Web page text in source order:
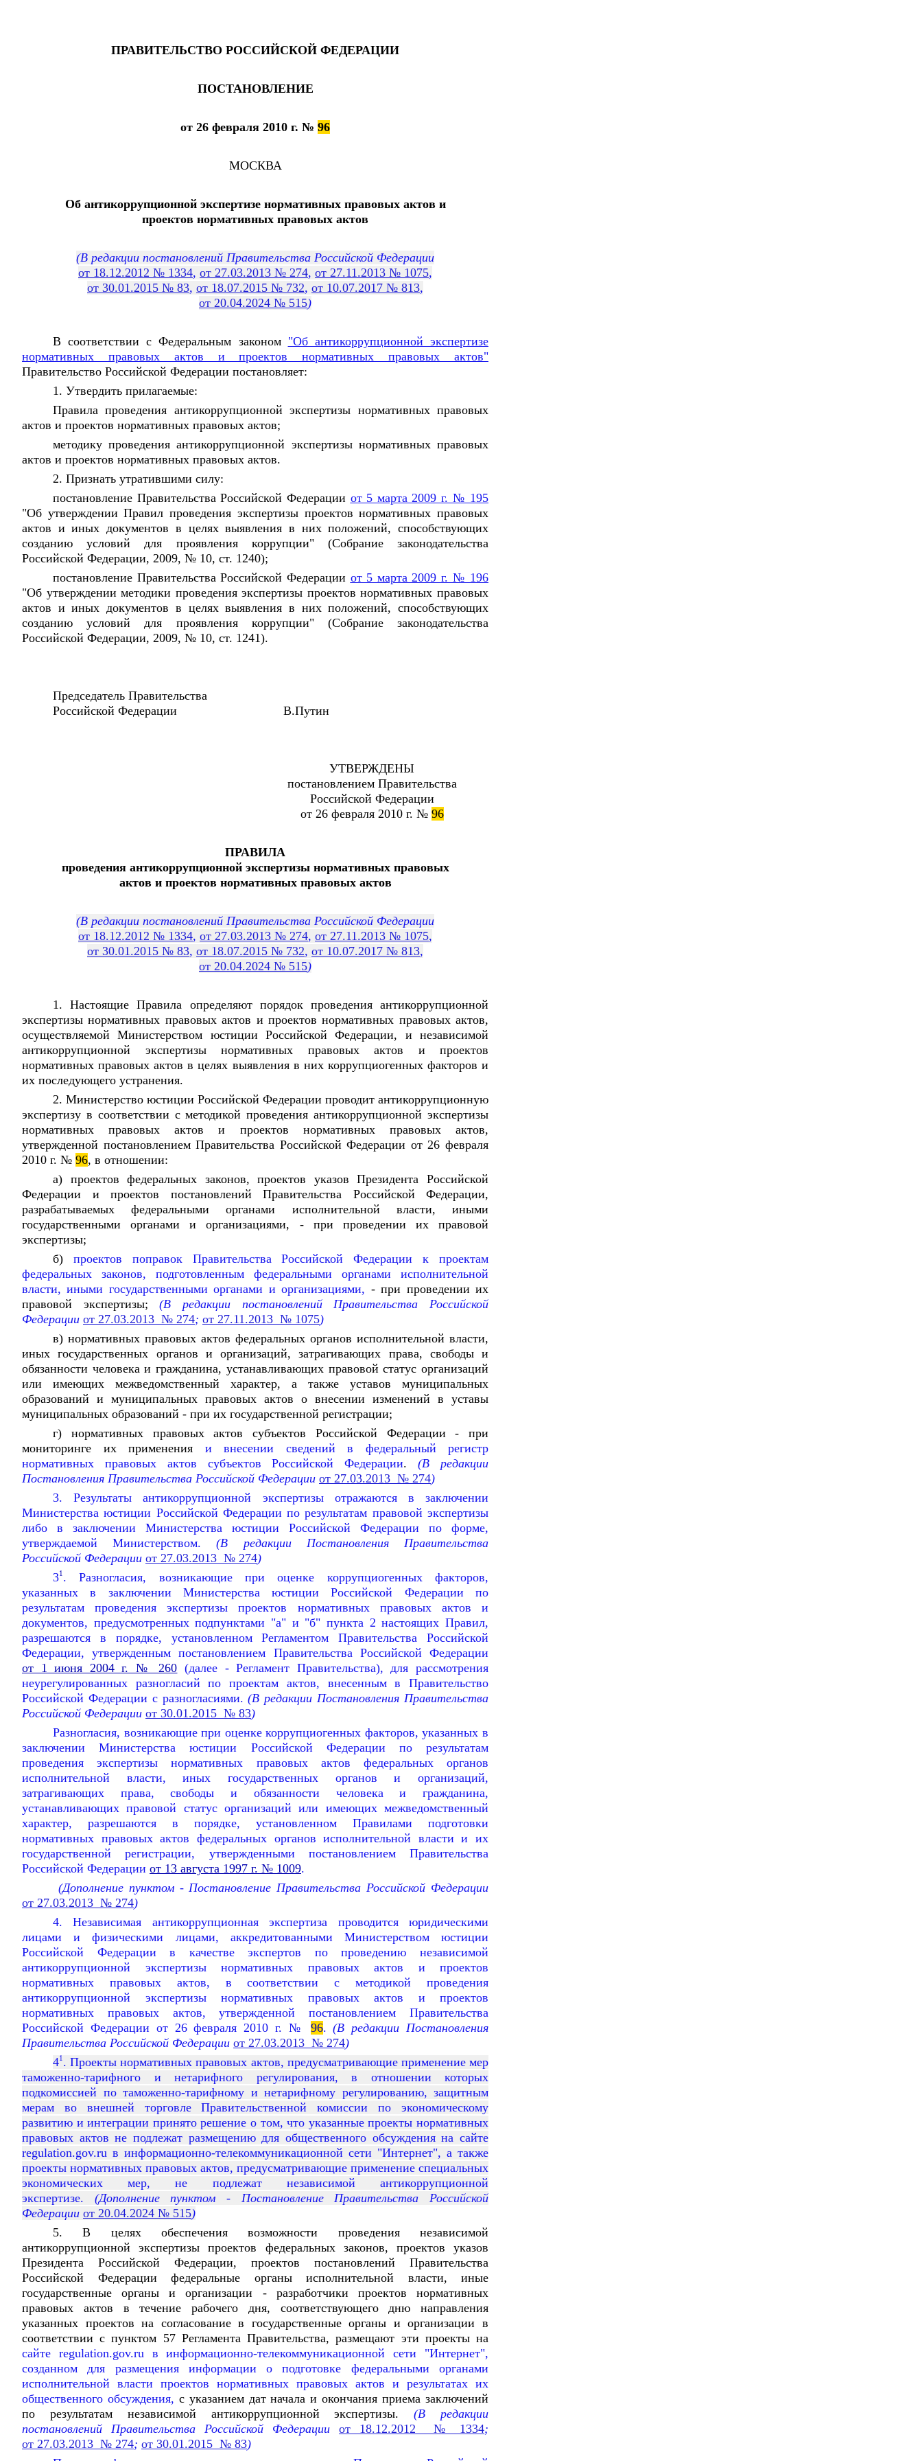
ПРАВИТЕЛЬСТВО РОССИЙСКОЙ ФЕДЕРАЦИИ
ПОСТАНОВЛЕНИЕ
от 26 февраля 2010 г. № 96
МОСКВА
Об антикоррупционной экспертизе нормативных правовых актов и
проектов нормативных правовых актов
(В редакции постановлений Правительства Российской Федерации
от 18.12.2012 № 1334, от 27.03.2013 № 274, от 27.11.2013 № 1075,
от 30.01.2015 № 83, от 18.07.2015 № 732, от 10.07.2017 № 813,
от 20.04.2024 № 515)
В соответствии с Федеральным законом "Об антикоррупционной экспертизе
нормативных правовых актов и проектов нормативных правовых актов"
Правительство Российской Федерации постановляет:
1. Утвердить прилагаемые:
Правила проведения антикоррупционной экспертизы нормативных правовых
актов и проектов нормативных правовых актов;
методику проведения антикоррупционной экспертизы нормативных правовых
актов и проектов нормативных правовых актов.
2. Признать утратившими силу:
постановление Правительства Российской Федерации от 5 марта 2009 г. № 195
"Об утверждении Правил проведения экспертизы проектов нормативных правовых
актов и иных документов в целях выявления в них положений, способствующих
созданию условий для проявления коррупции" (Собрание законодательства
Российской Федерации, 2009, № 10, ст. 1240);
постановление Правительства Российской Федерации от 5 марта 2009 г. № 196
"Об утверждении методики проведения экспертизы проектов нормативных правовых
актов и иных документов в целях выявления в них положений, способствующих
созданию условий для проявления коррупции" (Собрание законодательства
Российской Федерации, 2009, № 10, ст. 1241).
Председатель Правительства
Российской Федерации В.Путин
УТВЕРЖДЕНЫ
постановлением Правительства
Российской Федерации
от 26 февраля 2010 г. № 96
ПРАВИЛА
проведения антикоррупционной экспертизы нормативных правовых
актов и проектов нормативных правовых актов
(В редакции постановлений Правительства Российской Федерации
от 18.12.2012 № 1334, от 27.03.2013 № 274, от 27.11.2013 № 1075,
от 30.01.2015 № 83, от 18.07.2015 № 732, от 10.07.2017 № 813,
от 20.04.2024 № 515)
1. Настоящие Правила определяют порядок проведения антикоррупционной
экспертизы нормативных правовых актов и проектов нормативных правовых актов,
осуществляемой Министерством юстиции Российской Федерации, и независимой
антикоррупционной экспертизы нормативных правовых актов и проектов
нормативных правовых актов в целях выявления в них коррупциогенных факторов и
их последующего устранения.
2. Министерство юстиции Российской Федерации проводит антикоррупционную
экспертизу в соответствии с методикой проведения антикоррупционной экспертизы
нормативных правовых актов и проектов нормативных правовых актов,
утвержденной постановлением Правительства Российской Федерации от 26 февраля
2010 г. № 96, в отношении:
а) проектов федеральных законов, проектов указов Президента Российской
Федерации и проектов постановлений Правительства Российской Федерации,
разрабатываемых федеральными органами исполнительной власти, иными
государственными органами и организациями, - при проведении их правовой
экспертизы;
б) проектов поправок Правительства Российской Федерации к проектам
федеральных законов, подготовленным федеральными органами исполнительной
власти, иными государственными органами и организациями, - при проведении их
правовой экспертизы; (В редакции постановлений Правительства Российской
Федерации от 27.03.2013 № 274; от 27.11.2013 № 1075)
в) нормативных правовых актов федеральных органов исполнительной власти,
иных государственных органов и организаций, затрагивающих права, свободы и
обязанности человека и гражданина, устанавливающих правовой статус организаций
или имеющих межведомственный характер, а также уставов муниципальных
образований и муниципальных правовых актов о внесении изменений в уставы
муниципальных образований - при их государственной регистрации;
г) нормативных правовых актов субъектов Российской Федерации - при
мониторинге их применения и внесении сведений в федеральный регистр
нормативных правовых актов субъектов Российской Федерации. (В редакции
Постановления Правительства Российской Федерации от 27.03.2013 № 274)
3. Результаты антикоррупционной экспертизы отражаются в заключении
Министерства юстиции Российской Федерации по результатам правовой экспертизы
либо в заключении Министерства юстиции Российской Федерации по форме,
утверждаемой Министерством. (В редакции Постановления Правительства
Российской Федерации от 27.03.2013 № 274)
31 . Разногласия, возникающие при оценке коррупциогенных факторов,
указанных в заключении Министерства юстиции Российской Федерации по
результатам проведения экспертизы проектов нормативных правовых актов и
документов, предусмотренных подпунктами "а" и "б" пункта 2 настоящих Правил,
разрешаются в порядке, установленном Регламентом Правительства Российской
Федерации, утвержденным постановлением Правительства Российской Федерации
от 1 июня 2004 г. № 260 (далее - Регламент Правительства), для рассмотрения
неурегулированных разногласий по проектам актов, внесенным в Правительство
Российской Федерации с разногласиями. (В редакции Постановления Правительства
Российской Федерации от 30.01.2015 № 83)
Разногласия, возникающие при оценке коррупциогенных факторов, указанных в
заключении Министерства юстиции Российской Федерации по результатам
проведения экспертизы нормативных правовых актов федеральных органов
исполнительной власти, иных государственных органов и организаций,
затрагивающих права, свободы и обязанности человека и гражданина,
устанавливающих правовой статус организаций или имеющих межведомственный
характер, разрешаются в порядке, установленном Правилами подготовки
нормативных правовых актов федеральных органов исполнительной власти и их
государственной регистрации, утвержденными постановлением Правительства
Российской Федерации от 13 августа 1997 г. № 1009.
(Дополнение пунктом - Постановление Правительства Российской Федерации
от 27.03.2013 № 274)
4. Независимая антикоррупционная экспертиза проводится юридическими
лицами и физическими лицами, аккредитованными Министерством юстиции
Российской Федерации в качестве экспертов по проведению независимой
антикоррупционной экспертизы нормативных правовых актов и проектов
нормативных правовых актов, в соответствии с методикой проведения
антикоррупционной экспертизы нормативных правовых актов и проектов
нормативных правовых актов, утвержденной постановлением Правительства
Российской Федерации от 26 февраля 2010 г. № 96. (В редакции Постановления
Правительства Российской Федерации от 27.03.2013 № 274)
41 . Проекты нормативных правовых актов, предусматривающие применение мер
таможенно-тарифного и нетарифного регулирования, в отношении которых
подкомиссией по таможенно-тарифному и нетарифному регулированию, защитным
мерам во внешней торговле Правительственной комиссии по экономическому
развитию и интеграции принято решение о том, что указанные проекты нормативных
правовых актов не подлежат размещению для общественного обсуждения на сайте
regulation.gov.ru в информационно-телекоммуникационной сети "Интернет", а также
проекты нормативных правовых актов, предусматривающие применение специальных
экономических мер, не подлежат независимой антикоррупционной
экспертизе. (Дополнение пунктом - Постановление Правительства Российской
Федерации от 20.04.2024 № 515)
5. В целях обеспечения возможности проведения независимой
антикоррупционной экспертизы проектов федеральных законов, проектов указов
Президента Российской Федерации, проектов постановлений Правительства
Российской Федерации федеральные органы исполнительной власти, иные
государственные органы и организации - разработчики проектов нормативных
правовых актов в течение рабочего дня, соответствующего дню направления
указанных проектов на согласование в государственные органы и организации в
соответствии с пунктом 57 Регламента Правительства, размещают эти проекты на
сайте regulation.gov.ru в информационно-телекоммуникационной сети "Интернет",
созданном для размещения информации о подготовке федеральными органами
исполнительной власти проектов нормативных правовых актов и результатах их
общественного обсуждения, с указанием дат начала и окончания приема заключений
по результатам независимой антикоррупционной экспертизы. (В редакции
постановлений Правительства Российской Федерации от 18.12.2012 № 1334;
от 27.03.2013 № 274; от 30.01.2015 № 83)